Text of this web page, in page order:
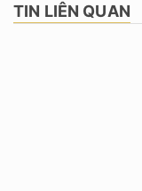
TIN LIÊN QUAN